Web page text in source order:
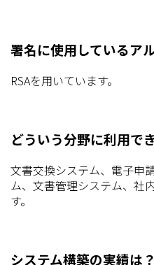
署名に使用しているア
RSAを用いています。
どういう分野に利用で
文書交換システム、電子申
ム、文書管理システム、社
す。
システム構築の実績は？